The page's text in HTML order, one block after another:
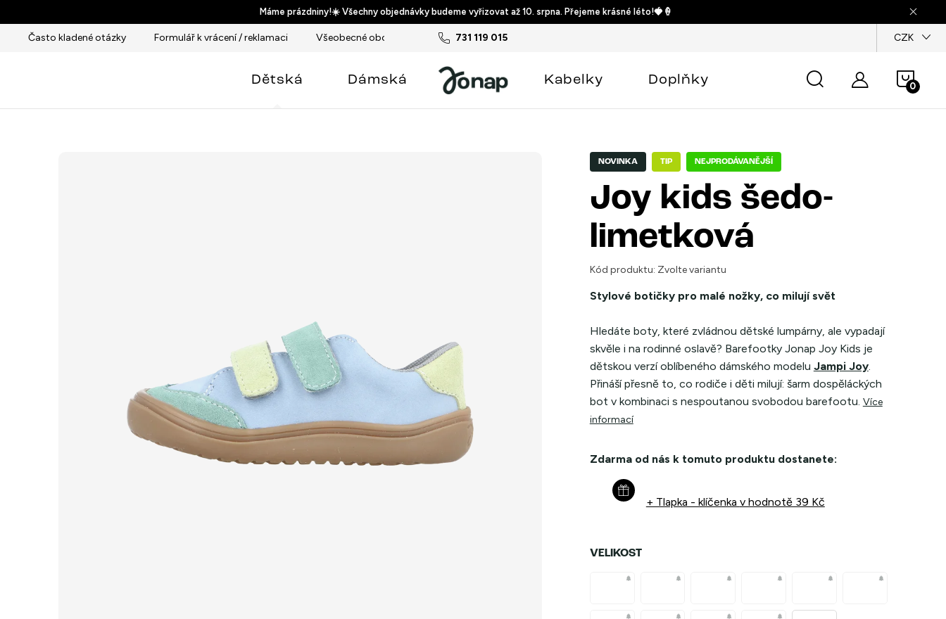
na
obsah
Máme prázdniny!☀️ Všechny objednávky budeme vyřizovat až 10. srpna. Přejeme krásné léto!🍓🍦
731 119 015
Často kladené otázky Formulář k vrácení / reklamaci Všeobecné obchodní podmínky Podmínky ochrany osobních údajů CZK
košík
Dětská Dámská Kabelky Doplňky
NOVINKA TIP NEJPRODÁVANĚJŠÍ
Joy kids šedo-
limetková
Kód produktu: Zvolte variantu
Stylové botičky pro malé nožky, co milují svět
Hledáte boty, které zvládnou dětské lumpárny, ale vypadají
skvěle i na rodinné oslavě? Barefootky Jonap Joy Kids je
dětskou verzí oblíbeného dámského modelu Jampi Joy.
Přináší přesně to, co rodiče i děti milují: šarm dospěláckých
bot v kombinaci s nespoutanou svobodou barefootu. Více
informací
Zdarma od nás k tomuto produktu dostanete:
+ Tlapka - klíčenka v hodnotě 39 Kč
VELIKOST